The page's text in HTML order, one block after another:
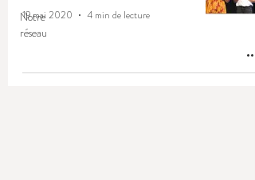
Notre
réseau
19 mai 2020
4 min de lecture